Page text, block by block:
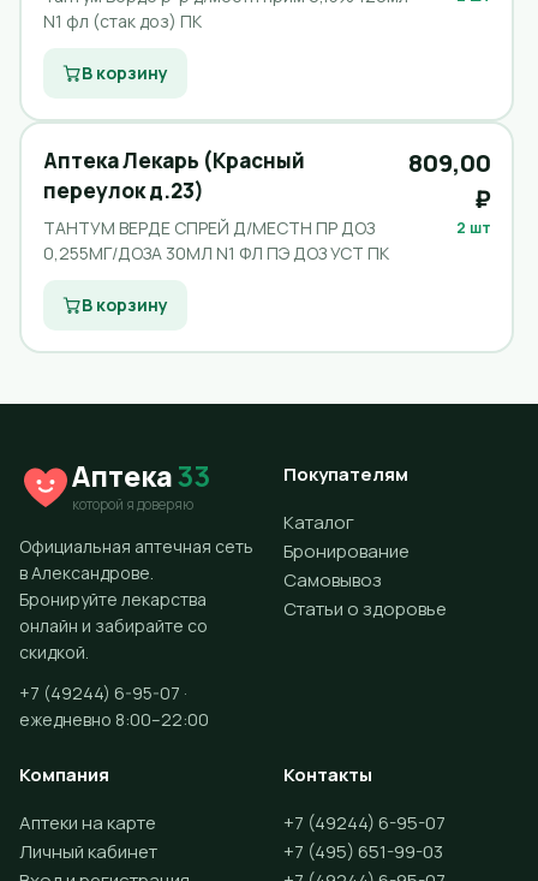
N1 фл (стак доз) ПК
В корзину
Аптека Лекарь (Красный
переулок д.23)
ТАНТУМ ВЕРДЕ СПРЕЙ Д/МЕСТН ПР ДОЗ
0,255МГ/ДОЗА 30МЛ N1 ФЛ ПЭ ДОЗ УСТ ПК
809,00
₽
2 шт
В корзину
Аптека33
которой я доверяю
Официальная аптечная сеть
в Александрове.
Бронируйте лекарства
онлайн и забирайте со
скидкой.
+7 (49244) 6-95-07 ·
ежедневно 8:00–22:00
Покупателям
Каталог
Бронирование
Самовывоз
Статьи о здоровье
Компания
Аптеки на карте
Личный кабинет
Контакты
+7 (49244) 6-95-07
+7 (495) 651-99-03